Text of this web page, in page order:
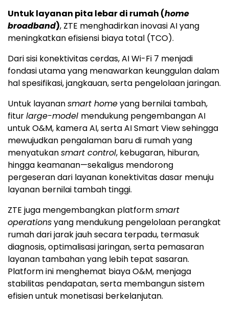
Untuk layanan pita lebar di rumah (home
broadband), ZTE menghadirkan inovasi AI yang
meningkatkan efisiensi biaya total (TCO).
Dari sisi konektivitas cerdas, AI Wi-Fi 7 menjadi
fondasi utama yang menawarkan keunggulan dalam
hal spesifikasi, jangkauan, serta pengelolaan jaringan.
Untuk layanansmart homeyang bernilai tambah,
fiturlarge-model mendukung pengembangan AI
untuk O&M, kamera AI, serta AI Smart View sehingga
mewujudkan pengalaman baru di rumah yang
menyatukansmart control, kebugaran, hiburan,
hingga keamanan—sekaligus mendorong
pergeseran dari layanan konektivitas dasar menuju
layanan bernilai tambah tinggi.
ZTE juga mengembangkan platformsmart
operationsyang mendukung pengelolaan perangkat
rumah dari jarak jauh secara terpadu, termasuk
diagnosis, optimalisasi jaringan, serta pemasaran
layanan tambahan yang lebih tepat sasaran.
Platform ini menghemat biaya O&M, menjaga
stabilitas pendapatan, serta membangun sistem
efisien untuk monetisasi berkelanjutan.